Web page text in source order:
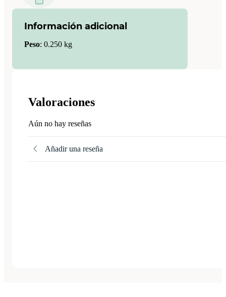
Información adicional
Peso: 0.250 kg
Valoraciones
Aún no hay reseñas
Añadir una reseña